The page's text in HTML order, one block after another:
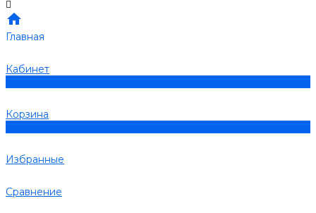
Главная
Кабинет
Корзина
Избранные
Сравнение